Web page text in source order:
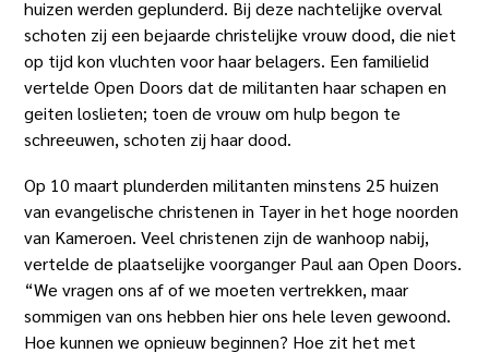
huizen werden geplunderd. Bij deze nachtelijke overval
schoten zij een bejaarde christelijke vrouw dood, die niet
op tijd kon vluchten voor haar belagers. Een familielid
vertelde Open Doors dat de militanten haar schapen en
geiten loslieten; toen de vrouw om hulp begon te
schreeuwen, schoten zij haar dood.
Op 10 maart plunderden militanten minstens 25 huizen
van evangelische christenen in Tayer in het hoge noorden
van Kameroen. Veel christenen zijn de wanhoop nabij,
vertelde de plaatselijke voorganger Paul aan Open Doors.
“We vragen ons af of we moeten vertrekken, maar
sommigen van ons hebben hier ons hele leven gewoond.
Hoe kunnen we opnieuw beginnen? Hoe zit het met